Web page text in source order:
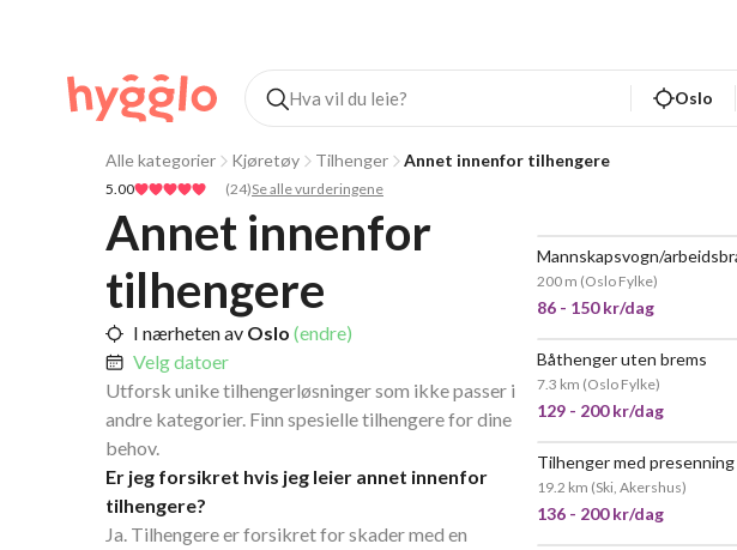
Oslo
Alle kategorier Kjøretøy Tilhenger Annet innenfor tilhengere
5.00 (24)Se alle vurderingene
Annet innenfor
tilhengere
I nærheten av Oslo (endre)
Velg datoer
Utforsk unike tilhengerløsninger som ikke passer i
andre kategorier. Finn spesielle tilhengere for dine
behov.
Er jeg forsikret hvis jeg leier annet innenfor
tilhengere?
Ja. Tilhengere er forsikret for skader med en
200 m (Oslo Fylke)
86 - 150 kr/dag
Båthenger uten brems
7.3 km (Oslo Fylke)
129 - 200 kr/dag
Tilhenger med presenning
19.2 km (Ski, Akershus)
136 - 200 kr/dag